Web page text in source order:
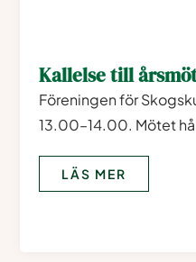
Kallelse till
Föreningen för
13.00–14.00. Mötet
LÄS MER